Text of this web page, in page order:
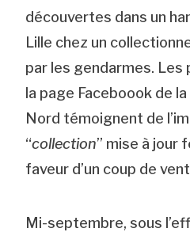
découvertes dans un
Lille chez un
par les gendarmes. Les
la page Faceboook de
Nord témoignent de
“collection” mise à jour
faveur d’un coup de
Mi-septembre, sous